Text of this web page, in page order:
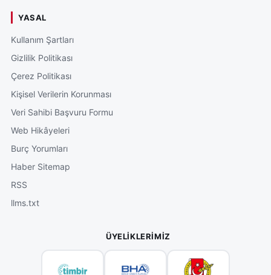
YASAL
Kullanım Şartları
Gizlilik Politikası
Çerez Politikası
Kişisel Verilerin Korunması
Veri Sahibi Başvuru Formu
Web Hikâyeleri
Burç Yorumları
Haber Sitemap
RSS
llms.txt
ÜYELIKLERIMIZ